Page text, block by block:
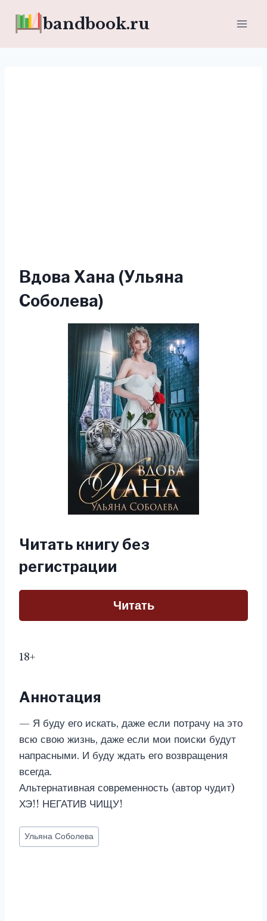
bandbook.ru
Вдова Хана (Ульяна
Соболева)
Читать книгу без
регистрации
Читать
18+
Аннотация
— Я буду его искать, даже если потрачу на это
всю свою жизнь, даже если мои поиски будут
напрасными. И буду ждать его возвращения
всегда.
Альтернативная современность (автор чудит)
ХЭ!! НЕГАТИВ ЧИЩУ!
Метки
записи:
Ульяна Соболева